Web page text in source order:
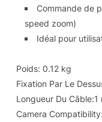
Commande de
speed zoom)
Idéal pour
Poids: 0.12 kg
Fixation Par Le
Longueur Du Câble:1
Camera